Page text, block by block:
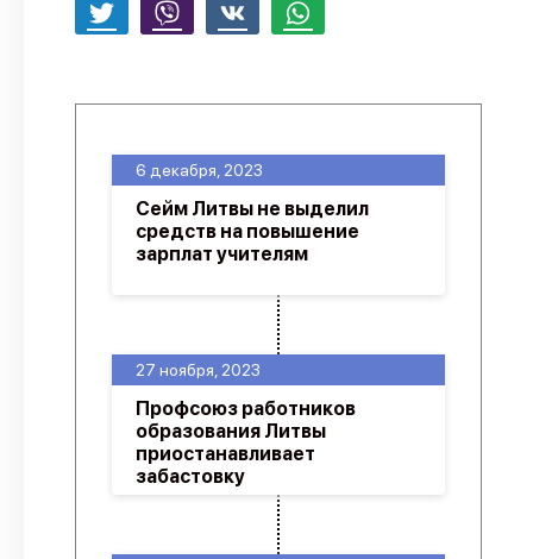
27 ноября, 2023
Профсоюз работников
образования Литвы
приостанавливает
забастовку
6 декабря, 2023
Сейм Литвы не выделил
средств на повышение
зарплат учителям